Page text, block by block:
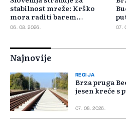
stabilnost mreže: Krško
mora raditi barem
minimalnim kapacitetom
06. 08. 2026. 07.
Najnovije
REGIJA
Brza pruga
jesen kreće s
07. 08. 2026.